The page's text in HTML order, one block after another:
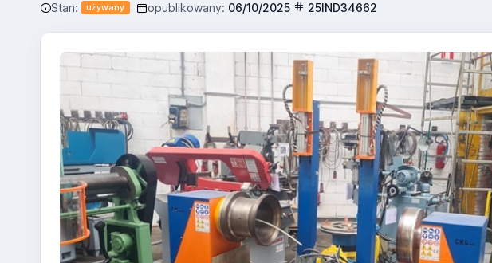
Stan: używany opublikowany: 06/10/2025 25IND34662